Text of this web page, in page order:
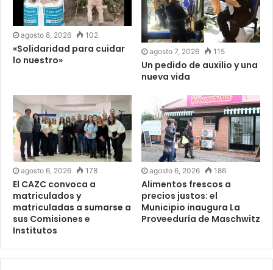
agosto 8, 2026 102
«Solidaridad para cuidar
lo nuestro»
agosto 7, 2026 115
Un pedido de auxilio y una
nueva vida
agosto 6, 2026 178
El CAZC convoca a
matriculados y
matriculadas a sumarse a
sus Comisiones e
Institutos
agosto 6, 2026 186
Alimentos frescos a
precios justos: el
Municipio inaugura La
Proveeduría de Maschwitz